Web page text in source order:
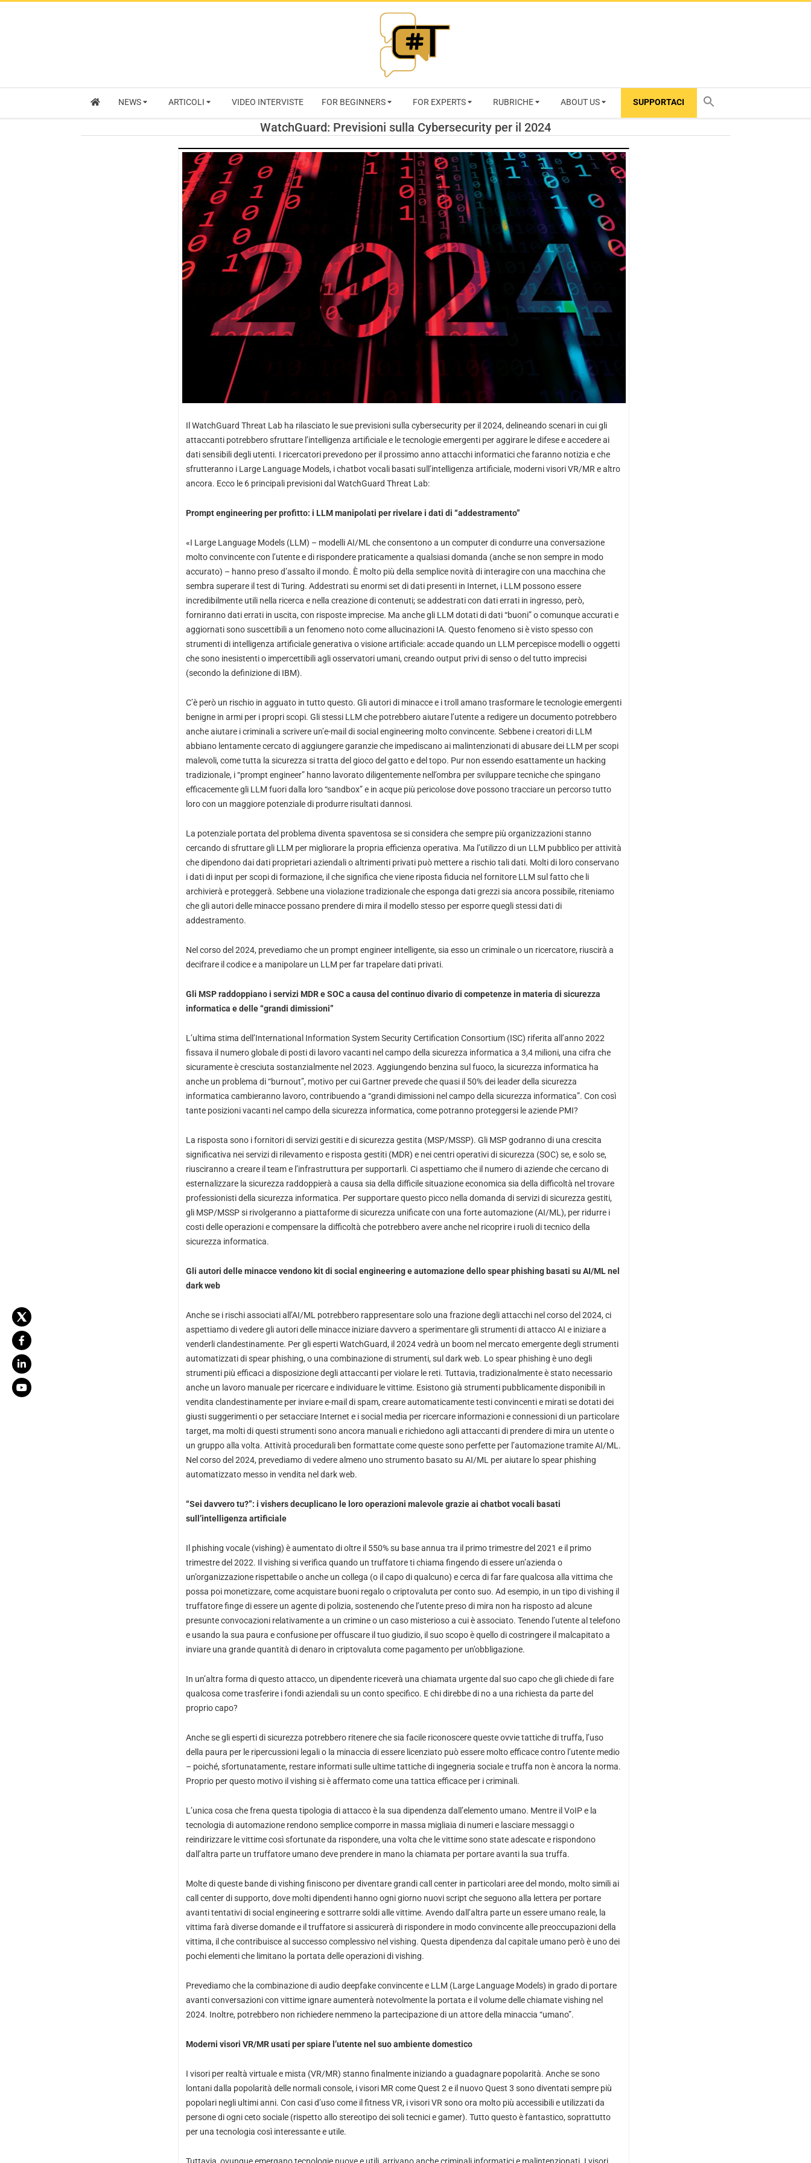
RIVISTA
CYBERSECURITY
TRENDS
NEWS ARTICOLI VIDEO INTERVISTE FOR BEGINNERS FOR EXPERTS RUBRICHE ABOUT US SUPPORTACI
WatchGuard: Previsioni sulla Cybersecurity per il 2024
Il WatchGuard Threat Lab ha rilasciato le sue previsioni sulla cybersecurity per il 2024, delineando scenari in cui gli
attaccanti potrebbero sfruttare l’intelligenza artificiale e le tecnologie emergenti per aggirare le difese e accedere ai
dati sensibili degli utenti. I ricercatori prevedono per il prossimo anno attacchi informatici che faranno notizia e che
sfrutteranno i Large Language Models, i chatbot vocali basati sull’intelligenza artificiale, moderni visori VR/MR e altro
ancora. Ecco le 6 principali previsioni dal WatchGuard Threat Lab:
Prompt engineering per profitto: i LLM manipolati per rivelare i dati di “addestramento”
«I Large Language Models (LLM) – modelli AI/ML che consentono a un computer di condurre una conversazione
molto convincente con l’utente e di rispondere praticamente a qualsiasi domanda (anche se non sempre in modo
accurato) – hanno preso d’assalto il mondo. È molto più della semplice novità di interagire con una macchina che
sembra superare il test di Turing. Addestrati su enormi set di dati presenti in Internet, i LLM possono essere
incredibilmente utili nella ricerca e nella creazione di contenuti; se addestrati con dati errati in ingresso, però,
forniranno dati errati in uscita, con risposte imprecise. Ma anche gli LLM dotati di dati “buoni” o comunque accurati e
aggiornati sono suscettibili a un fenomeno noto come allucinazioni IA. Questo fenomeno si è visto spesso con
strumenti di intelligenza artificiale generativa o visione artificiale: accade quando un LLM percepisce modelli o oggetti
che sono inesistenti o impercettibili agli osservatori umani, creando output privi di senso o del tutto imprecisi
(secondo la definizione di IBM).
C’è però un rischio in agguato in tutto questo. Gli autori di minacce e i troll amano trasformare le tecnologie emergenti
benigne in armi per i propri scopi. Gli stessi LLM che potrebbero aiutare l’utente a redigere un documento potrebbero
anche aiutare i criminali a scrivere un’e-mail di social engineering molto convincente. Sebbene i creatori di LLM
abbiano lentamente cercato di aggiungere garanzie che impediscano ai malintenzionati di abusare dei LLM per scopi
malevoli, come tutta la sicurezza si tratta del gioco del gatto e del topo. Pur non essendo esattamente un hacking
tradizionale, i “prompt engineer” hanno lavorato diligentemente nell’ombra per sviluppare tecniche che spingano
efficacemente gli LLM fuori dalla loro “sandbox” e in acque più pericolose dove possono tracciare un percorso tutto
loro con un maggiore potenziale di produrre risultati dannosi.
La potenziale portata del problema diventa spaventosa se si considera che sempre più organizzazioni stanno
cercando di sfruttare gli LLM per migliorare la propria efficienza operativa. Ma l’utilizzo di un LLM pubblico per attività
che dipendono dai dati proprietari aziendali o altrimenti privati può mettere a rischio tali dati. Molti di loro conservano
i dati di input per scopi di formazione, il che significa che viene riposta fiducia nel fornitore LLM sul fatto che li
archivierà e proteggerà. Sebbene una violazione tradizionale che esponga dati grezzi sia ancora possibile, riteniamo
che gli autori delle minacce possano prendere di mira il modello stesso per esporre quegli stessi dati di
addestramento.
​Nel corso del 2024, prevediamo che un prompt engineer intelligente, sia esso un criminale o un ricercatore, riuscirà a
decifrare il codice e a manipolare un LLM per far trapelare dati privati.
Gli MSP raddoppiano i servizi MDR e SOC a causa del continuo divario di competenze in materia di sicurezza
informatica e delle “grandi dimissioni”
L’ultima stima dell’International Information System Security Certification Consortium (ISC) riferita all’anno 2022
fissava il numero globale di posti di lavoro vacanti nel campo della sicurezza informatica a 3,4 milioni, una cifra che
sicuramente è cresciuta sostanzialmente nel 2023. Aggiungendo benzina sul fuoco, la sicurezza informatica ha
anche un problema di “burnout”, motivo per cui Gartner prevede che quasi il 50% dei leader della sicurezza
informatica cambieranno lavoro, contribuendo a “grandi dimissioni nel campo della sicurezza informatica”. Con così
tante posizioni vacanti nel campo della sicurezza informatica, come potranno proteggersi le aziende PMI?
​La risposta sono i fornitori di servizi gestiti e di sicurezza gestita (MSP/MSSP). Gli MSP godranno di una crescita
significativa nei servizi di rilevamento e risposta gestiti (MDR) e nei centri operativi di sicurezza (SOC) se, e solo se,
riusciranno a creare il team e l’infrastruttura per supportarli. Ci aspettiamo che il numero di aziende che cercano di
esternalizzare la sicurezza raddoppierà a causa sia della difficile situazione economica sia della difficoltà nel trovare
professionisti della sicurezza informatica. Per supportare questo picco nella domanda di servizi di sicurezza gestiti,
gli MSP/MSSP si rivolgeranno a piattaforme di sicurezza unificate con una forte automazione (AI/ML), per ridurre i
costi delle operazioni e compensare la difficoltà che potrebbero avere anche nel ricoprire i ruoli di tecnico della
sicurezza informatica.
Gli autori delle minacce vendono kit di social engineering e automazione dello spear phishing basati su AI/ML nel
dark web
Anche se i rischi associati all’AI/ML potrebbero rappresentare solo una frazione degli attacchi nel corso del 2024, ci
aspettiamo di vedere gli autori delle minacce iniziare davvero a sperimentare gli strumenti di attacco AI e iniziare a
venderli clandestinamente. Per gli esperti WatchGuard, il 2024 vedrà un boom nel mercato emergente degli strumenti
automatizzati di spear phishing, o una combinazione di strumenti, sul dark web. Lo spear phishing è uno degli
strumenti più efficaci a disposizione degli attaccanti per violare le reti. Tuttavia, tradizionalmente è stato necessario
anche un lavoro manuale per ricercare e individuare le vittime. Esistono già strumenti pubblicamente disponibili in
vendita clandestinamente per inviare e-mail di spam, creare automaticamente testi convincenti e mirati se dotati dei
giusti suggerimenti o per setacciare Internet e i social media per ricercare informazioni e connessioni di un particolare
target, ma molti di questi strumenti sono ancora manuali e richiedono agli attaccanti di prendere di mira un utente o
un gruppo alla volta. Attività procedurali ben formattate come queste sono perfette per l’automazione tramite AI/ML.
Nel corso del 2024, prevediamo di vedere almeno uno strumento basato su AI/ML per aiutare lo spear phishing
automatizzato messo in vendita nel dark web.
“Sei davvero tu?”: i vishers decuplicano le loro operazioni malevole grazie ai chatbot vocali basati
sull’intelligenza artificiale
Il phishing vocale (vishing) è aumentato di oltre il 550% su base annua tra il primo trimestre del 2021 e il primo
trimestre del 2022. Il vishing si verifica quando un truffatore ti chiama fingendo di essere un’azienda o
un’organizzazione rispettabile o anche un collega (o il capo di qualcuno) e cerca di far fare qualcosa alla vittima che
possa poi monetizzare, come acquistare buoni regalo o criptovaluta per conto suo. Ad esempio, in un tipo di vishing il
truffatore finge di essere un agente di polizia, sostenendo che l’utente preso di mira non ha risposto ad alcune
presunte convocazioni relativamente a un crimine o un caso misterioso a cui è associato. Tenendo l’utente al telefono
e usando la sua paura e confusione per offuscare il tuo giudizio, il suo scopo è quello di costringere il malcapitato a
inviare una grande quantità di denaro in criptovaluta come pagamento per un’obbligazione.
In un’altra forma di questo attacco, un dipendente riceverà una chiamata urgente dal suo capo che gli chiede di fare
qualcosa come trasferire i fondi aziendali su un conto specifico. E chi direbbe di no a una richiesta da parte del
proprio capo?
Anche se gli esperti di sicurezza potrebbero ritenere che sia facile riconoscere queste ovvie tattiche di truffa, l’uso
della paura per le ripercussioni legali o la minaccia di essere licenziato può essere molto efficace contro l’utente medio
– poiché, sfortunatamente, restare informati sulle ultime tattiche di ingegneria sociale e truffa non è ancora la norma.
Proprio per questo motivo il vishing si è affermato come una tattica efficace per i criminali.
L’unica cosa che frena questa tipologia di attacco è la sua dipendenza dall’elemento umano. Mentre il VoIP e la
tecnologia di automazione rendono semplice comporre in massa migliaia di numeri e lasciare messaggi o
reindirizzare le vittime così sfortunate da rispondere, una volta che le vittime sono state adescate e rispondono
dall’altra parte un truffatore umano deve prendere in mano la chiamata per portare avanti la sua truffa.
Molte di queste bande di vishing finiscono per diventare grandi call center in particolari aree del mondo, molto simili ai
call center di supporto, dove molti dipendenti hanno ogni giorno nuovi script che seguono alla lettera per portare
avanti tentativi di social engineering e sottrarre soldi alle vittime. Avendo dall’altra parte un essere umano reale, la
vittima farà diverse domande e il truffatore si assicurerà di rispondere in modo convincente alle preoccupazioni della
vittima, il che contribuisce al successo complessivo nel vishing. Questa dipendenza dal capitale umano però è uno dei
pochi elementi che limitano la portata delle operazioni di vishing.
Prevediamo che la combinazione di audio deepfake convincente e LLM (Large Language Models) in grado di portare
avanti conversazioni con vittime ignare aumenterà notevolmente la portata e il volume delle chiamate vishing nel
2024. Inoltre, potrebbero non richiedere nemmeno la partecipazione di un attore della minaccia “umano”.
Moderni visori VR/MR usati per spiare l’utente nel suo ambiente domestico
I visori per realtà virtuale e mista (VR/MR) stanno finalmente iniziando a guadagnare popolarità. Anche se sono
lontani dalla popolarità delle normali console, i visori MR come Quest 2 e il nuovo Quest 3 sono diventati sempre più
popolari negli ultimi anni. Con casi d’uso come il fitness VR, i visori VR sono ora molto più accessibili e utilizzati da
persone di ogni ceto sociale (rispetto allo stereotipo dei soli tecnici e gamer). Tutto questo è fantastico, soprattutto
per una tecnologia così interessante e utile.